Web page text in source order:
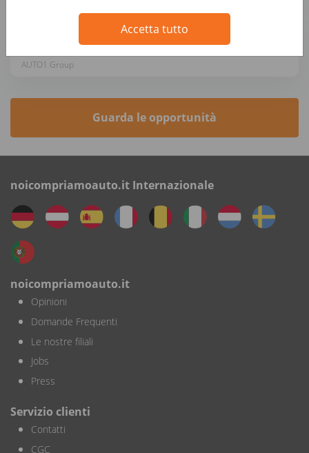
Accetta tutto
Operations Manager - Produktion (m/w/d)
AUTO1 Group
Guarda le opportunità
noicompriamoauto.it Internazionale
noicompriamoauto.it
Opinioni
Domande Frequenti
Le nostre filiali
Jobs
Press
Servizio clienti
Contatti
CGC